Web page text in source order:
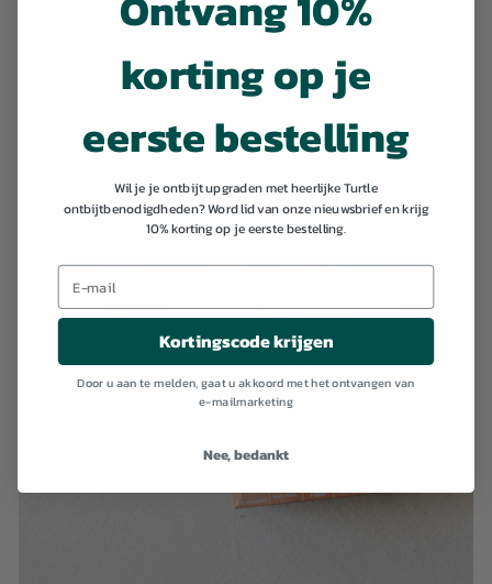
korting op je
eerste bestelling
Wil je je ontbijt upgraden met heerlijke Turtle
ontbijtbenodigdheden? Word lid van onze nieuwsbrief en krijg
10% korting op je eerste bestelling.
Kortingscode krijgen
Door u aan te melden, gaat u akkoord met het ontvangen van
e-mailmarketing
Nee, bedankt